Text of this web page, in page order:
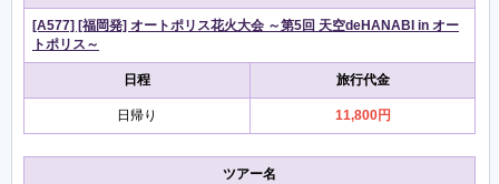
[A577] [福岡発] オートポリス花火大会 ～第5回 天空deHANABI in オー
トポリス～
日程 旅行代金
日帰り 11,800円
ツアー名